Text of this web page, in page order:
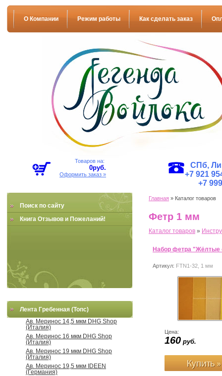
СПб,
+7 921
+7
О Компании Режим работы Как сделать заказ
Товаров на:
0руб.
Оформить заказ »
Главная » Каталог товаров
Фетр 1 мм
Каталог товаров »
Набор фетра "Жёлтые
Артикул: FTN1-32, 1 мм
Цена:
160 руб.
Поиск по сайту
Книга Отзывов и Пожеланий!
Лента Гребенная (Топс)
Ав. Меринос 14,5 мкм DHG Shop
(Италия)
Ав. Меринос 16 мкм DHG Shop
(Италия)
Ав. Меринос 19 мкм DHG Shop
(Италия)
Ав. Меринос 19,5 мкм IDEEN
(Германия)